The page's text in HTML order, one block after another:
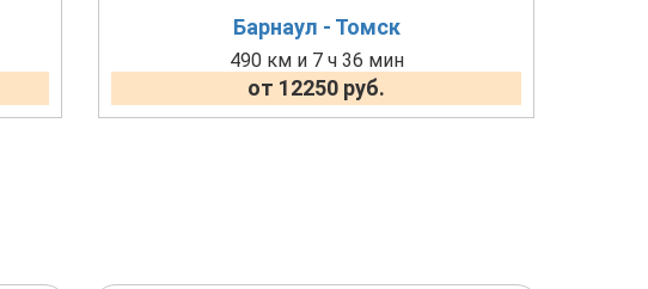
Барнаул - Томск
490 км и 7 ч 36 мин
от 12250 руб.